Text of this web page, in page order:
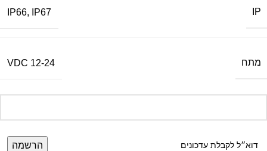
IP
IP66, IP67
מתח 12-24 VDC